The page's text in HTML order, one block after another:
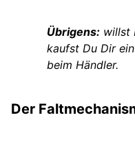
Übrigens: willst
kaufst Du Dir
beim Händler.
Der